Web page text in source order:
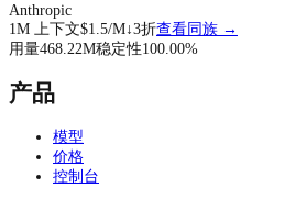
Anthropic
1M
上下文$1.5/M↓3折查看同族 →
用量468.22M稳定性100.00%
产品
模型
价格
控制台